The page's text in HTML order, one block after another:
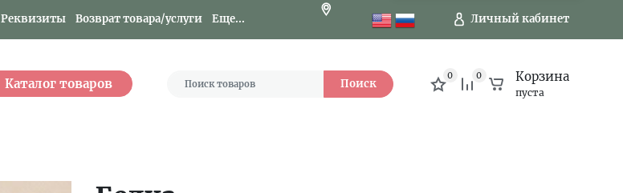
Реквизиты Возврат товара/услуги Еще... Личный кабинет
Каталог товаров Поиск
0 0 Корзина
пуста